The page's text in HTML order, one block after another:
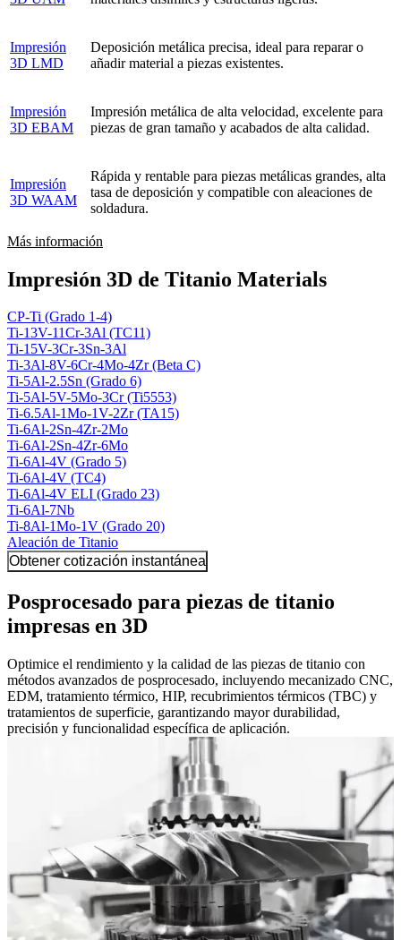
Impresión
3D LMD
Deposición metálica precisa, ideal para reparar o
añadir material a piezas existentes.
Impresión
3D EBAM
Impresión metálica de alta velocidad, excelente para
piezas de gran tamaño y acabados de alta calidad.
Impresión
3D WAAM
Rápida y rentable para piezas metálicas grandes, alta
tasa de deposición y compatible con aleaciones de
soldadura.
Más información
Impresión 3D de Titanio Materials
CP-Ti (Grado 1-4)
Ti-13V-11Cr-3Al (TC11)
Ti-15V-3Cr-3Sn-3Al
Ti-3Al-8V-6Cr-4Mo-4Zr (Beta C)
Ti-5Al-2.5Sn (Grado 6)
Ti-5Al-5V-5Mo-3Cr (Ti5553)
Ti-6.5Al-1Mo-1V-2Zr (TA15)
Ti-6Al-2Sn-4Zr-2Mo
Ti-6Al-2Sn-4Zr-6Mo
Ti-6Al-4V (Grado 5)
Ti-6Al-4V (TC4)
Ti-6Al-4V ELI (Grado 23)
Ti-6Al-7Nb
Ti-8Al-1Mo-1V (Grado 20)
Aleación de Titanio
Obtener cotización instantánea
Posprocesado para piezas de titanio
impresas en 3D
Optimice el rendimiento y la calidad de las piezas de titanio con
métodos avanzados de posprocesado, incluyendo mecanizado CNC,
EDM, tratamiento térmico, HIP, recubrimientos térmicos (TBC) y
tratamientos de superficie, garantizando mayor durabilidad,
precisión y funcionalidad específica de aplicación.